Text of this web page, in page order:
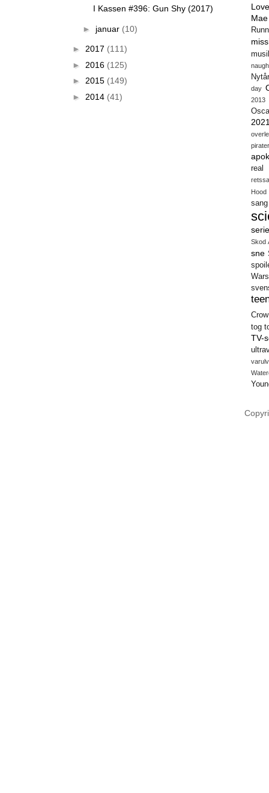
I Kassen #396: Gun Shy (2017)
► januar (10)
► 2017 (111)
► 2016 (125)
► 2015 (149)
► 2014 (41)
Nytår
day
2013
pirater
real
Hood
Skod
sne
Wars
Crow
tog
TV-
varulv